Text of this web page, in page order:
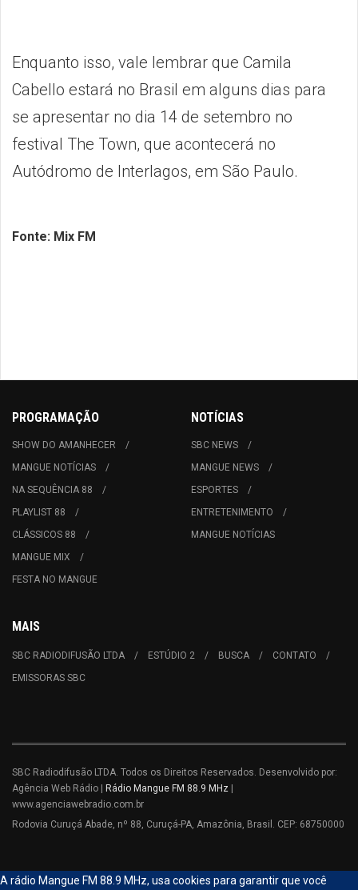
Enquanto isso, vale lembrar que Camila
Cabello estará no Brasil em alguns dias para
se apresentar no dia 14 de setembro no
festival The Town, que acontecerá no
Autódromo de Interlagos, em São Paulo.
Fonte: Mix FM
PROGRAMAÇÃO
SHOW DO AMANHECER
MANGUE NOTÍCIAS
NA SEQUÊNCIA 88
PLAYLIST 88
CLÁSSICOS 88
MANGUE MIX
FESTA NO MANGUE
NOTÍCIAS
SBC NEWS
MANGUE NEWS
ESPORTES
ENTRETENIMENTO
MANGUE NOTÍCIAS
MAIS
SBC RADIODIFUSÃO LTDA ESTÚDIO 2 BUSCA
CONTATO
EMISSORAS SBC
SBC Radiodifusão LTDA. Todos os Direitos Reservados. Desenvolvido por:
Agência Web Rádio |
Rádio Mangue FM 88.9 MHz
www.agenciawebradio.com.br
Rodovia Curuçá Abade, nº 88, Curuçá-PA, Amazônia, Brasil. CEP: 68750000
A rádio Mangue FM 88.9 MHz, usa cookies para garantir que você